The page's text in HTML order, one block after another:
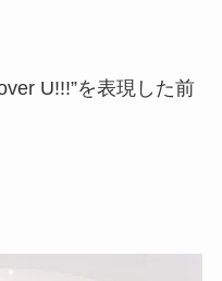
U!!!”を表現した前